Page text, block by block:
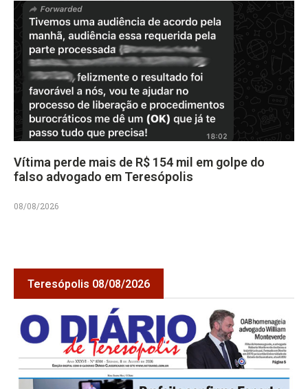
Vítima perde mais de R$ 154 mil em golpe do
falso advogado em Teresópolis
08/08/2026
Teresópolis 08/08/2026